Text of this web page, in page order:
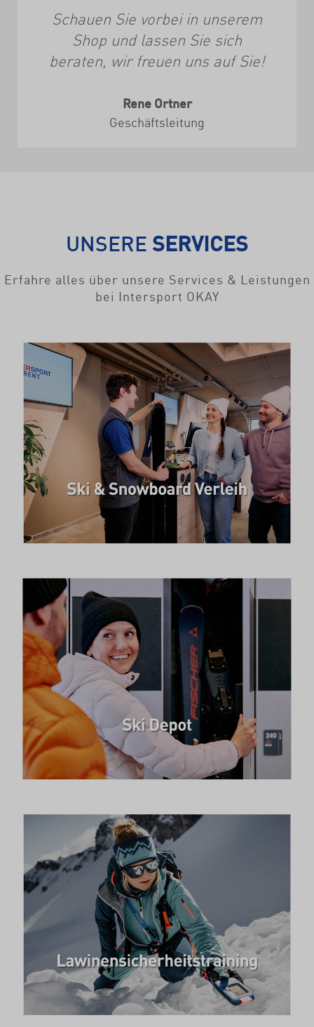
Schauen Sie vorbei in unserem
Shop und lassen Sie sich
beraten, wir freuen uns auf Sie!
Rene Ortner
Geschäftsleitung
UNSERE SERVICES
Erfahre alles über unsere Services & Leistungen
bei Intersport OKAY